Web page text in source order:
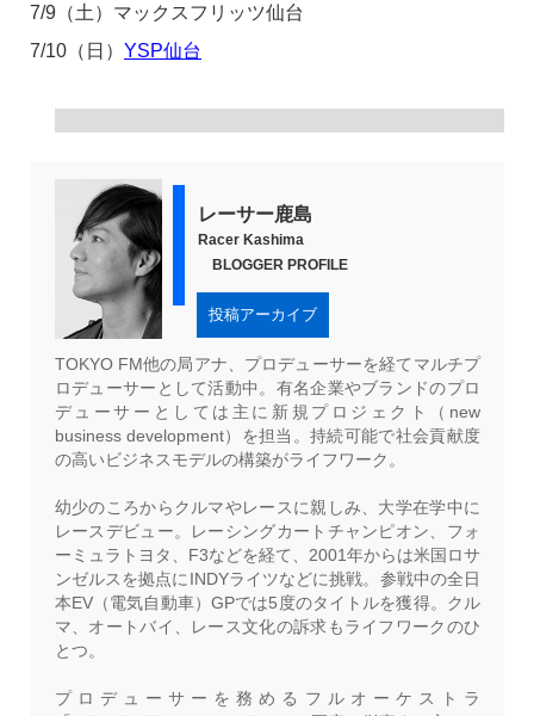
7/9（土）マックスフリッツ仙台
7/10（日） YSP仙台
レーサー鹿島
Racer Kashima
BLOGGER PROFILE
投稿アーカイブ
TOKYO FM他の局アナ、プロデューサーを経てマルチプ
ロデューサーとして活動中。有名企業やブランドのプロ
デューサーとしては主に新規プロジェクト（new
business development）を担当。持続可能で社会貢献度
の高いビジネスモデルの構築がライフワーク。
幼少のころからクルマやレースに親しみ、大学在学中に
レースデビュー。レーシングカートチャンピオン、フォ
ーミュラトヨタ、F3などを経て、2001年からは米国ロサ
ンゼルスを拠点にINDYライツなどに挑戦。参戦中の全日
本EV（電気自動車）GPでは5度のタイトルを獲得。クル
マ、オートバイ、レース文化の訴求もライフワークのひ
とつ。
プロデューサーを務めるフルオーケストラ